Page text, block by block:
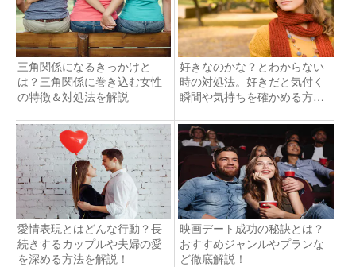
三角関係になるきっかけと
は？三角関係に巻き込む女性
の特徴＆対処法を解説
好きなのかな？とわからない
時の対処法。好きだと気付く
瞬間や気持ちを確かめる方法
愛情表現とはどんな行動？長
続きするカップルや夫婦の愛
を深める方法を解説！
映画デート成功の秘訣とは？
おすすめジャンルやプランな
ど徹底解説！